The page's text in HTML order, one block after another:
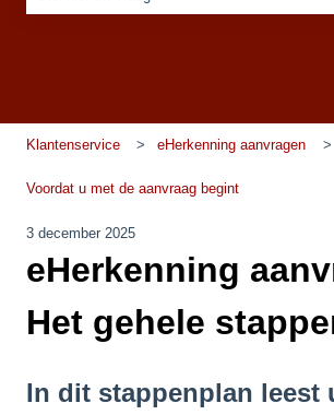
Klantenservice eHerkenning aanvragen
Voordat u met de aanvraag begint
3 december 2025
eHerkenning
Het gehele
In dit stappenplan leest